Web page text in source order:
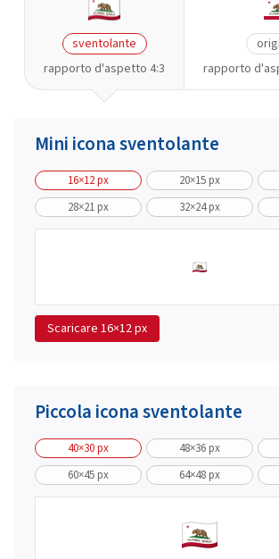
sventolante
rapporto d'aspetto 4:3
rapporto
Mini icona sventolante
16×12 px 20×15 px
28×21 px
32×24 px
Scaricare 16×12 px
Piccola icona sventolante
40×30 px 48×36 px
60×45 px
64×48 px